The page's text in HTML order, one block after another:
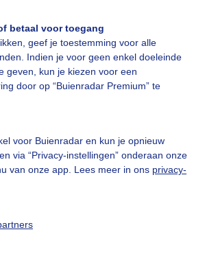
betaal voor toegang
geef je toestemming voor alle
Indien je voor geen enkel doeleinde
geven, kun je kiezen voor een
door op “Buienradar Premium” te
voor Buienradar en kun je opnieuw
via “Privacy-instellingen” onderaan onze
van onze app. Lees meer in ons privacy-